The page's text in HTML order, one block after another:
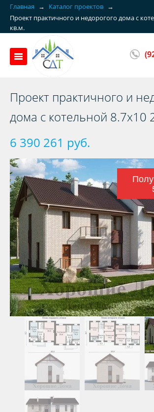
Главная → Каталог проектов →
Проект практичного и недорогого дома с
кв.м.
Проект практичного и
дома с котельной 8.7x10
6 390 261 руб.